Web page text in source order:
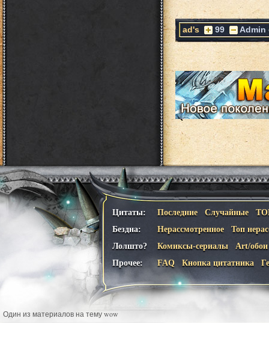
ad's 99 Admin
Цитаты: Последние Случайные
Бездна:
Нерассмотренное
Топ
Лолшто?
Комиксы-сериалы
Art/обои
Прочее:
FAQ Кнопка цитатника
Один из материалов на тему wow